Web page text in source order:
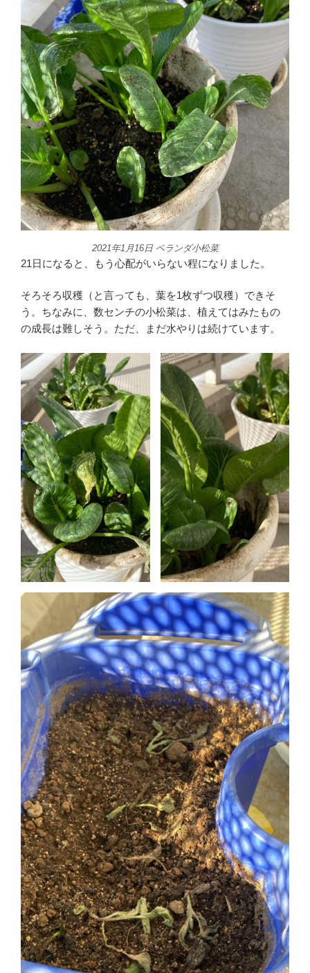
2021年1月16日 ベランダ小松菜
21日になると、もう心配がいらない程になりました。
そろそろ収穫（と言っても、葉を1枚ずつ収穫）できそ
う。ちなみに、数センチの小松菜は、植えてはみたもの
の成長は難しそう。ただ、まだ水やりは続けています。